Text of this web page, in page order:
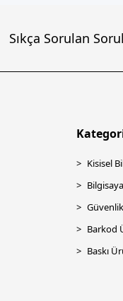
Sıkça Sorulan
Kisisel
Barkod
Baskı